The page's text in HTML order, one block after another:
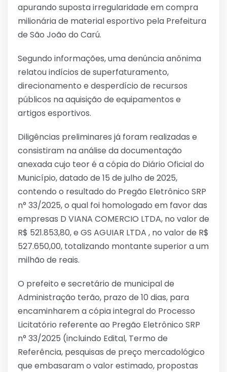
apurando suposta irregularidade em compra
milionária de material esportivo pela Prefeitura
de São João do Carú.
Segundo informações, uma denúncia anônima
relatou indícios de superfaturamento,
direcionamento e desperdício de recursos
públicos na aquisição de equipamentos e
artigos esportivos.
Diligências preliminares já foram realizadas e
consistiram na análise da documentação
anexada cujo teor é a cópia do Diário Oficial do
Município, datado de 15 de julho de 2025,
contendo o resultado do Pregão Eletrônico SRP
n° 33/2025, o qual foi homologado em favor das
empresas D VIANA COMERCIO LTDA, no valor de
R$ 521.853,80, e GS AGUIAR LTDA , no valor de R$
527.650,00, totalizando montante superior a um
milhão de reais.
O prefeito e secretário de municipal de
Administração terão, prazo de 10 dias, para
encaminharem a cópia integral do Processo
Licitatório referente ao Pregão Eletrônico SRP
n° 33/2025 (incluindo Edital, Termo de
Referência, pesquisas de preço mercadológico
que embasaram o valor estimado, propostas